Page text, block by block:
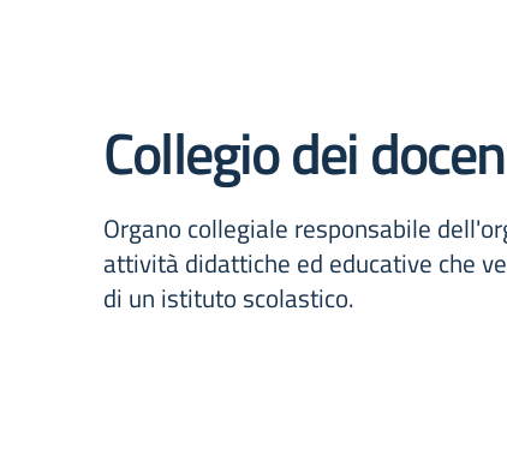
Collegio dei
Organo collegiale responsabile
attività didattiche ed educative che
di un istituto scolastico.